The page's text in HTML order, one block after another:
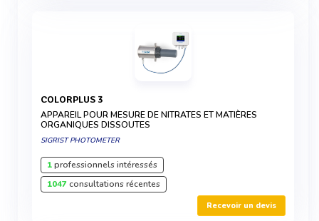
COLORPLUS 3
APPAREIL POUR MESURE DE NITRATES ET MATIÈRES
ORGANIQUES DISSOUTES
SIGRIST PHOTOMETER
1professionnels intéressés
1047consultations récentes
Recevoir un devis